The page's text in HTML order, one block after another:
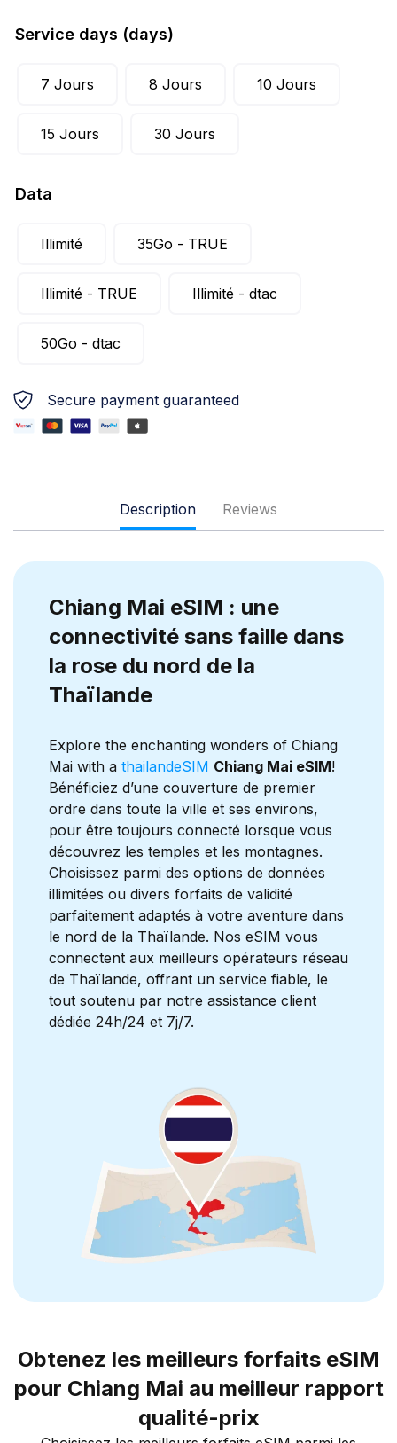
Service days (days)
7 Jours 8 Jours 10 Jours
15 Jours 30 Jours
Data
Illimité 35Go - TRUE
Illimité - TRUE Illimité - dtac
50Go - dtac
Secure payment guaranteed
Description Reviews
Chiang Mai eSIM : une
connectivité sans faille dans
la rose du nord de la
Thaïlande
Explore the enchanting wonders of Chiang
Mai with a thailandeSIM Chiang Mai eSIM!
Bénéficiez d’une couverture de premier
ordre dans toute la ville et ses environs,
pour être toujours connecté lorsque vous
découvrez les temples et les montagnes.
Choisissez parmi des options de données
illimitées ou divers forfaits de validité
parfaitement adaptés à votre aventure dans
le nord de la Thaïlande. Nos eSIM vous
connectent aux meilleurs opérateurs réseau
de Thaïlande, offrant un service fiable, le
tout soutenu par notre assistance client
dédiée 24h/24 et 7j/7.
Obtenez les meilleurs forfaits eSIM
pour Chiang Mai au meilleur rapport
qualité-prix